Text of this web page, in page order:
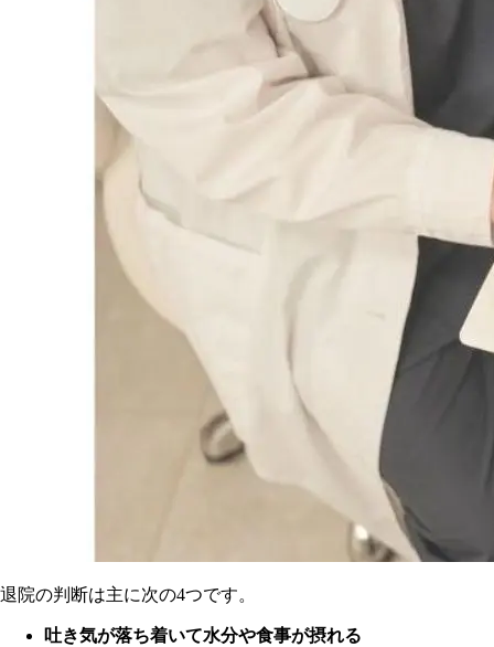
退院の判断は主に次の4つです。
吐き気が落ち着いて水分や食事が摂れる